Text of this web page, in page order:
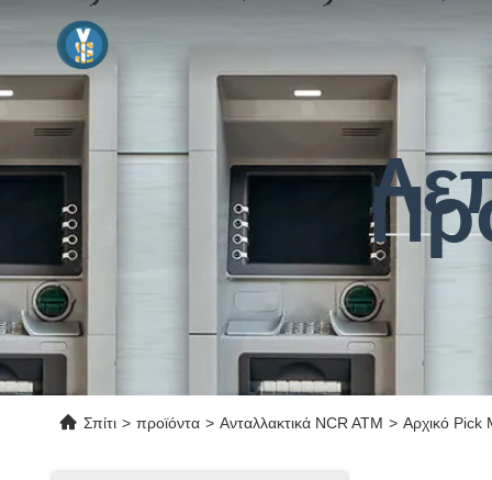
Σπίτι > προϊόντα > Ανταλλακτικά NCR ATM > Αρχικό Pick